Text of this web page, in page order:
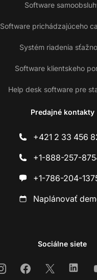
Software
Software prichádzajúceho
Systém riadenia
Software klientskeho
Help desk software pre
Predajné kontakty
+421 2 33 456
+1-888-257-
+1-786-204-
Naplánovať
Sociálne siete
InstagramFacebook
X